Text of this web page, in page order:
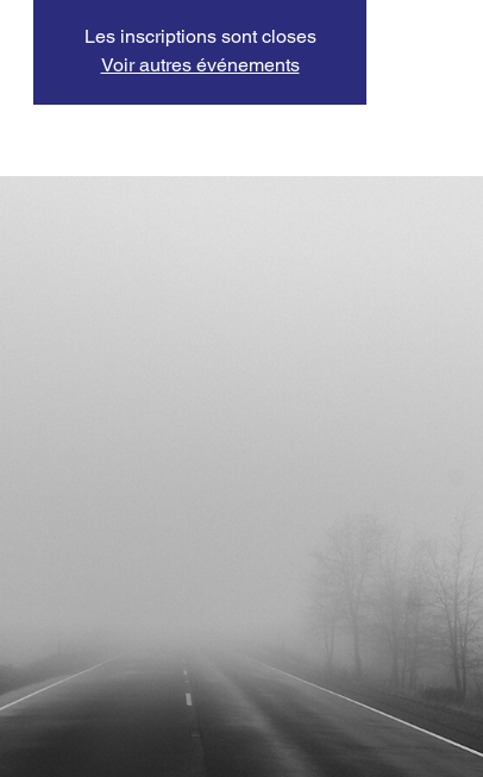
Les inscriptions sont closes
Voir autres événements